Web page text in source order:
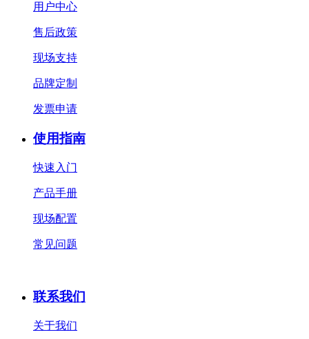
用户中心
售后政策
现场支持
品牌定制
发票申请
使用指南
快速入门
产品手册
现场配置
常见问题
联系我们
关于我们